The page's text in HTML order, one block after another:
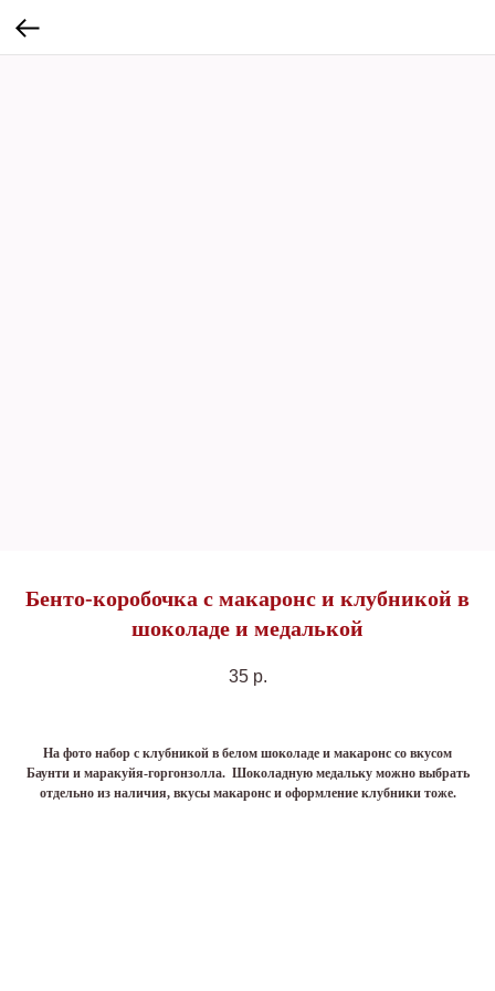
Бенто-коробочка с макаронс и клубникой в
шоколаде и медалькой
35 р.
На фото набор с клубникой в белом шоколаде и макаронс со вкусом
Баунти и маракуйя-горгонзолла. Шоколадную медальку можно выбрать
отдельно из наличия, вкусы макаронс и оформление клубники тоже.